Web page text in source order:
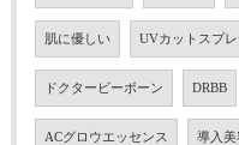
肌に優しい UVカットスプレ
ドクタービーボーン DRBB
ACグロウエッセンス 導入美